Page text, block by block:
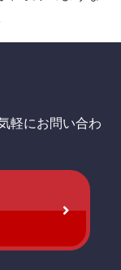
軽にお問い合わ